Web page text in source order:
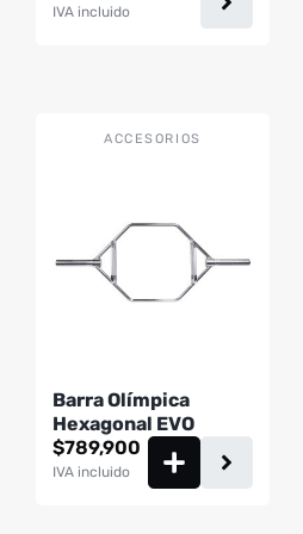
IVA incluido
ACCESORIOS
Barra Olímpica
Hexagonal EVO
$789,900
IVA incluido